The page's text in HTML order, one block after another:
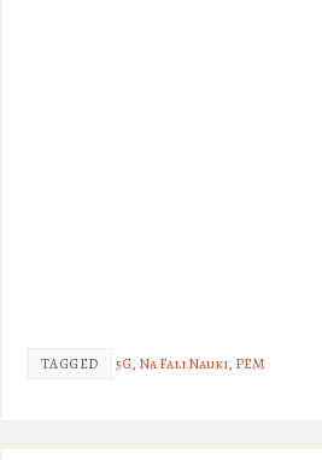
TAGGED 5G, Na Fali Nauki, PEM